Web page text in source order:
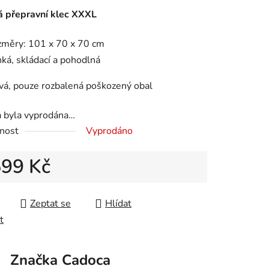
přepravní klec XXXL
101 x 70 x 70 cm
skládací a pohodlná
pouze rozbalená poškozený obal
byla vyprodána…
Vyprodáno
Kč
Zeptat se
Hlídat
Značka Cadoca